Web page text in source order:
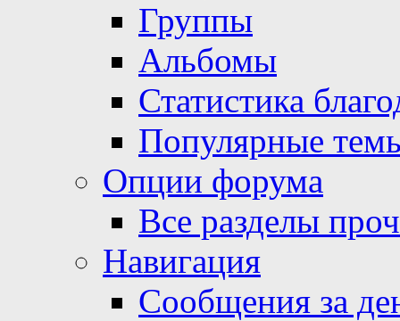
Группы
Альбомы
Статистика
Популярные
Опции форума
Все разделы
Навигация
Сообщения за